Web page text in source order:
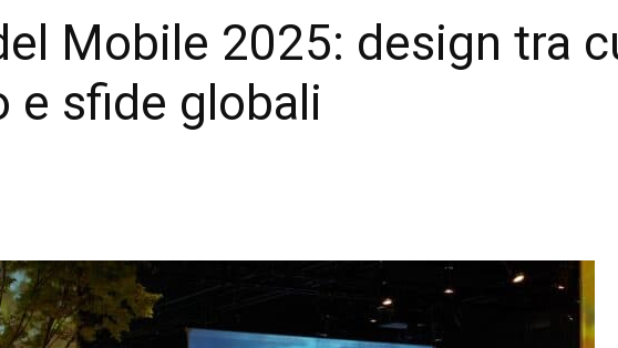
Mobile 2025: design tra
e sfide globali